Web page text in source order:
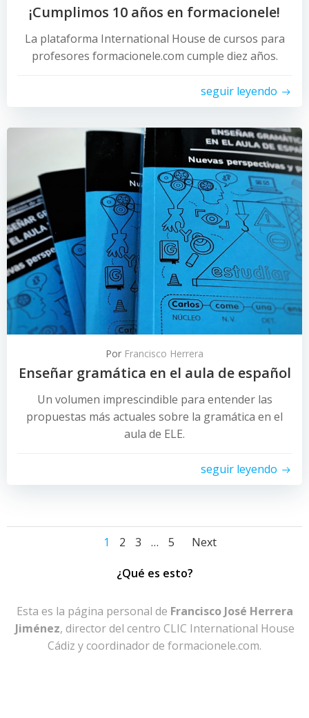
¡Cumplimos 10 años en formacionele!
La plataforma International House de cursos para
profesores formacionele.com cumple diez años.
seguir leyendo
Por Francisco Herrera
Enseñar gramática en el aula de español
Un volumen imprescindible para entender las
propuestas más actuales sobre la gramática en el
aula de ELE.
seguir leyendo
Navegación
por
las
entradas
Página
1 Página
2 Página
3 … Página
5
por
las
entradas
Next
¿Qué es esto?
Esta es la página personal de Francisco José Herrera
Jiménez, director del centro CLIC International House
Cádiz y coordinador de formacionele.com.